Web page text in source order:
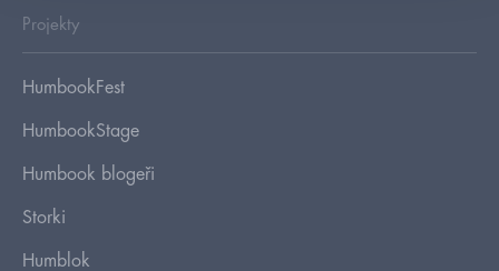
Projekty
HumbookFest
HumbookStage
Humbook blogeři
Storki
Humblok